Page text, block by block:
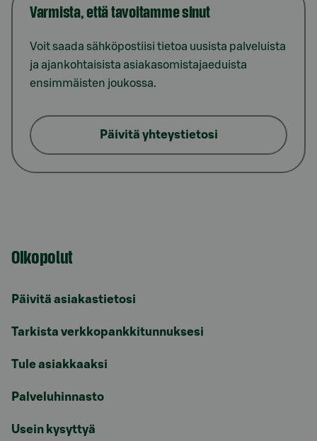
Varmista, että tavoitamme sinut
Voit saada sähköpostiisi tietoa uusista palveluista
ja ajankohtaisista asiakasomistajaeduista
ensimmäisten joukossa.
Päivitä yhteystietosi
Oikopolut
Päivitä asiakastietosi
Tarkista verkkopankkitunnuksesi
Tule asiakkaaksi
Palveluhinnasto
Usein kysyttyä